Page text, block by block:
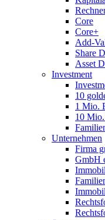
Core
Core+
Add-
Share
Asset
Investment
10
1 Mio.
10
Unternehmen
Firma
GmbH